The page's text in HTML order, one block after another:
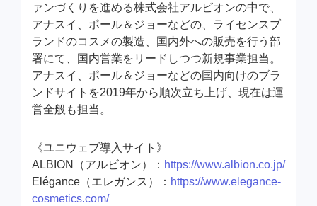
ァンづくりを進める株式会社アルビオンの中で、
アナスイ、ポール＆ジョーなどの、ライセンスブ
ランドのコスメの製造、国内外への販売を行う部
署にて、国内営業をリードしつつ新規事業担当。
アナスイ、ポール＆ジョーなどの国内向けのブラ
ンドサイトを2019年から順次立ち上げ、現在は運
営全般も担当。
《ユニウェブ導入サイト》
ALBION（アルビオン）： https://www.albion.co.jp/
Elégance（エレガンス）： https://www.elegance-
cosmetics.com/